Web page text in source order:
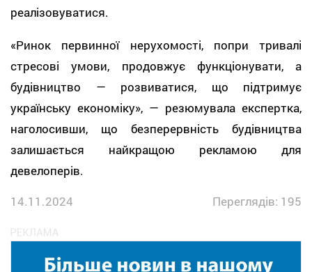
реалізовуватися.
«Ринок первинної нерухомості, попри тривалі
стресові умови, продовжує функціонувати, а
будівництво — розвиватися, що підтримує
українську економіку», — резюмувала експертка,
наголосивши, що безперервність будівництва
залишається найкращою рекламою для
девелоперів.
14.11.2024
Переглядів: 195